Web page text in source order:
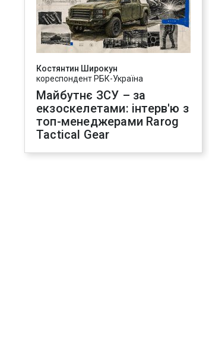
Костянтин Широкун
кореспондент РБК-Україна
Майбутнє ЗСУ – за
екзоскелетами: інтерв'ю з
топ-менеджерами Rarog
Tactical Gear